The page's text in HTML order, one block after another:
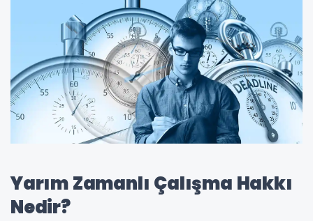
Yarım Zamanlı Çalışma Hakkı
Nedir?